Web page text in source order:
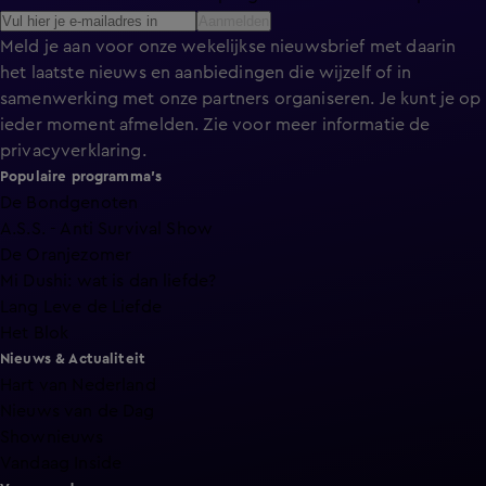
Meld je aan voor onze wekelijkse nieuwsbrief met daarin
het laatste nieuws en aanbiedingen die wijzelf of in
samenwerking met onze partners organiseren. Je kunt je op
ieder moment afmelden. Zie voor meer informatie de
privacyverklaring.
Populaire programma's
De Bondgenoten
A.S.S. - Anti Survival Show
De Oranjezomer
Mi Dushi: wat is dan liefde?
Lang Leve de Liefde
Nieuws & Actualiteit